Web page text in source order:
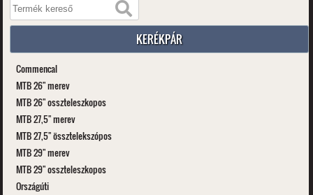
KERÉKPÁR
Commencal
MTB 26" merev
MTB 26" osszteleszkopos
MTB 27,5" merev
MTB 27,5" össztelekszópos
MTB 29" merev
MTB 29" osszteleszkopos
Országúti